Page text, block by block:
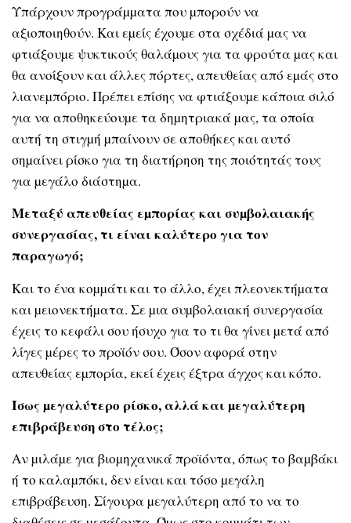
Υπάρχουν προγράµµατα που µπορούν να
αξιοποιηθούν. Και εµείς έχουµε στα σχέδιά µας να
φτιάξουµε ψυκτικούς θαλάµους για τα φρούτα µας και
θα ανοίξουν και άλλες πόρτες, απευθείας από εµάς στο
λιανεµπόριο. Πρέπει επίσης να φτιάξουµε κάποια σιλό
για να αποθηκεύουµε τα δηµητριακά µας, τα οποία
αυτή τη στιγµή µπαίνουν σε αποθήκες και αυτό
σηµαίνει ρίσκο για τη διατήρηση της ποιότητάς τους
για µεγάλο διάστηµα.
Μεταξύ απευθείας εµπορίας και συµβολαιακής
συνεργασίας, τι είναι καλύτερο για τον
παραγωγό;
Και το ένα κοµµάτι και το άλλο, έχει πλεονεκτήµατα
και µειονεκτήµατα. Σε µια συµβολαιακή συνεργασία
έχεις το κεφάλι σου ήσυχο για το τι θα γίνει µετά από
λίγες µέρες το προϊόν σου. Όσον αφορά στην
απευθείας εµπορία, εκεί έχεις έξτρα άγχος και κόπο.
Ίσως µεγαλύτερο ρίσκο, αλλά και µεγαλύτερη
επιβράβευση στο τέλος;
Αν µιλάµε για βιοµηχανικά προϊόντα, όπως το βαµβάκι
ή το καλαµπόκι, δεν είναι και τόσο µεγάλη
επιβράβευση. Σίγουρα µεγαλύτερη από το να το